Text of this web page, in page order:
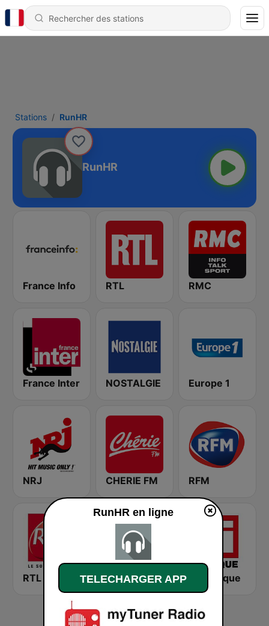
Stations RunHR
RunHR
France Info RTL RMC
France Inter NOSTALGIE Europe 1
NRJ CHERIE FM RFM
RTL 2 Montecarlo al doualiya (مونت كارلو الدولية) RFI Afrique
RunHR en ligne
TELECHARGER APP